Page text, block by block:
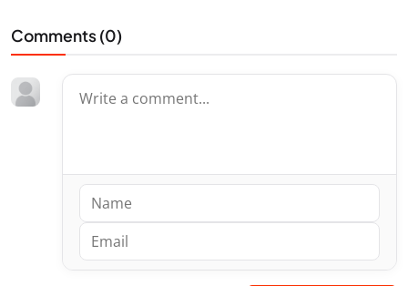
Comments (0)